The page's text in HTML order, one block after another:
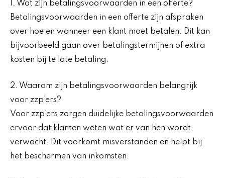
1. Wat zijn betalingsvoorwaarden in een offerte?
Betalingsvoorwaarden in een offerte zijn afspraken
over hoe en wanneer een klant moet betalen. Dit kan
bijvoorbeeld gaan over betalingstermijnen of extra
kosten bij te late betaling.
2. Waarom zijn betalingsvoorwaarden belangrijk
voor zzp’ers?
Voor zzp’ers zorgen duidelijke betalingsvoorwaarden
ervoor dat klanten weten wat er van hen wordt
verwacht. Dit voorkomt misverstanden en helpt bij
het beschermen van inkomsten.